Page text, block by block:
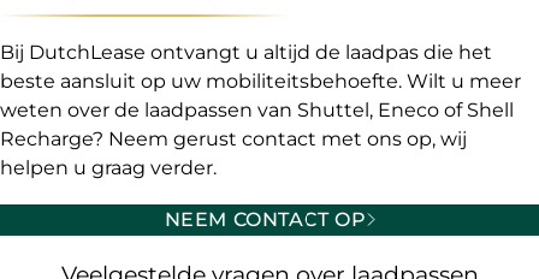
Bij DutchLease ontvangt u altijd de laadpas die het
beste aansluit op uw mobiliteitsbehoefte. Wilt u meer
weten over de laadpassen van Shuttel, Eneco of Shell
Recharge? Neem gerust contact met ons op, wij
helpen u graag verder.
NEEM CONTACT OP